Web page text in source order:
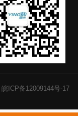
皖ICP备12009144号-17